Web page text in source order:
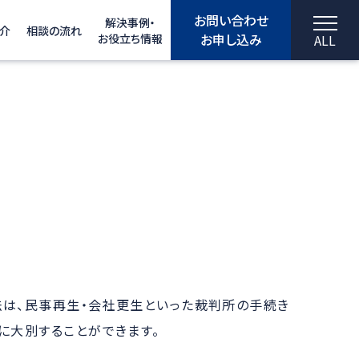
相談の流れ
解決事例・
お役立ち情報
お問い合わせ
お申し込み
ALL
、民事再生・会社更生といった裁判所の手続き
別することができます。